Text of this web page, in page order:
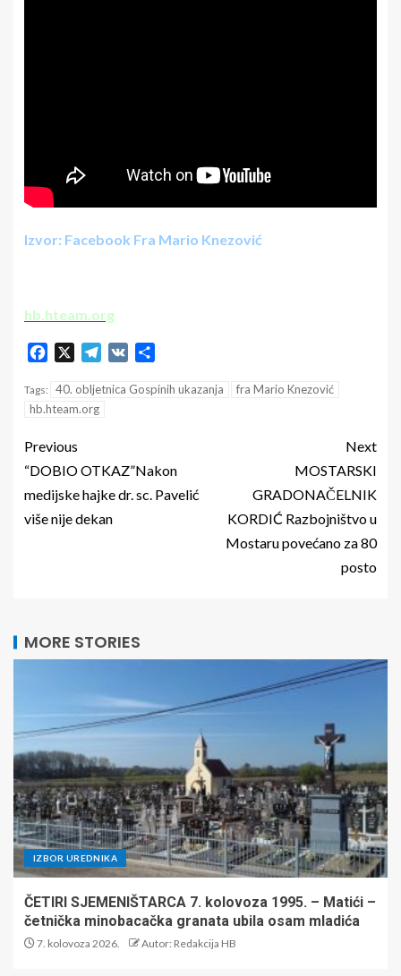
Izvor: Facebook Fra Mario Knezović
hb.hteam.org
Facebook Telegram
VK
Tags: 40. obljetnica Gospinih ukazanja
fra Mario Knezović
hb.hteam.org
Previous
“DOBIO OTKAZ”Nakon
medijske hajke dr. sc. Pavelić
više nije dekan
Next
MOSTARSKI
GRADONAČELNIK
KORDIĆ Razbojništvo u
Mostaru povećano za 80
posto
MORE STORIES
IZBOR UREDNIKA
ČETIRI SJEMENIŠTARCA 7. kolovoza 1995. – Matići –
četnička minobacačka granata ubila osam mladića
7. kolovoza 2026. Autor: Redakcija HB